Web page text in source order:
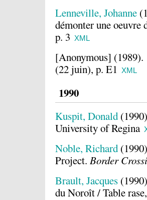
Lenneville, Johanne
démonter une oeuvre
p. 3 XML
[Anonymous] (1989).
(22 juin), p. E1 XML
1990
Kuspit, Donald
University of Regina
Noble, Richard
Project. Border
Brault, Jacques
du Noroît / Table